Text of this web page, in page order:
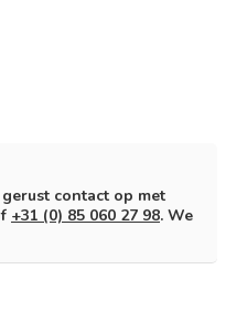
contact op met
+31 (0) 85 060 27 98. We